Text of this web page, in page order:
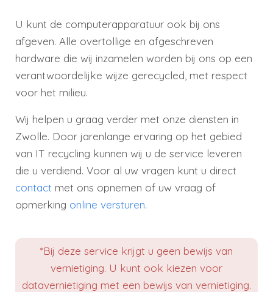
U kunt de computerapparatuur ook bij ons
afgeven. Alle overtollige en afgeschreven
hardware die wij inzamelen worden bij ons op een
verantwoordelijke wijze gerecycled, met respect
voor het milieu.
Wij helpen u graag verder met onze diensten in
Zwolle. Door jarenlange ervaring op het gebied
van IT recycling kunnen wij u de service leveren
die u verdiend. Voor al uw vragen kunt u direct
contact met ons opnemen of uw vraag of
opmerking online versturen.
*Bij deze service krijgt u geen bewijs van
vernietiging. U kunt ook kiezen voor
datavernietiging met een bewijs van vernietiging.